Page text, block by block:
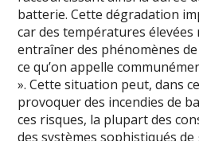
batterie. Cette dégradation
car des températures
entraîner des phénomènes
ce qu’on appelle
». Cette situation peut, dans
provoquer des incendies de
ces risques, la plupart des
des systèmes sophistiqués